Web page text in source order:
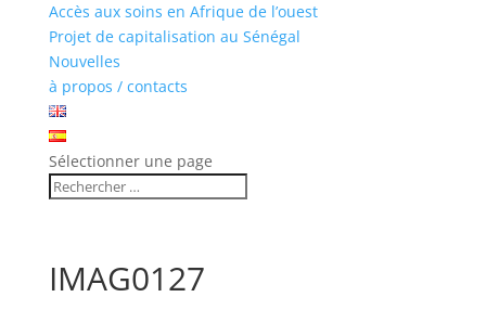
Accès aux soins en Afrique de l’ouest
Projet de capitalisation au Sénégal
Nouvelles
à propos / contacts
Sélectionner une page
IMAG0127